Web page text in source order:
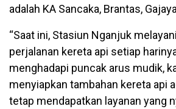
adalah KA Sancaka, Brantas,
“Saat ini, Stasiun Nganjuk
perjalanan kereta api setiap
menghadapi puncak arus mudik,
menyiapkan tambahan kereta api
tetap mendapatkan layanan yang